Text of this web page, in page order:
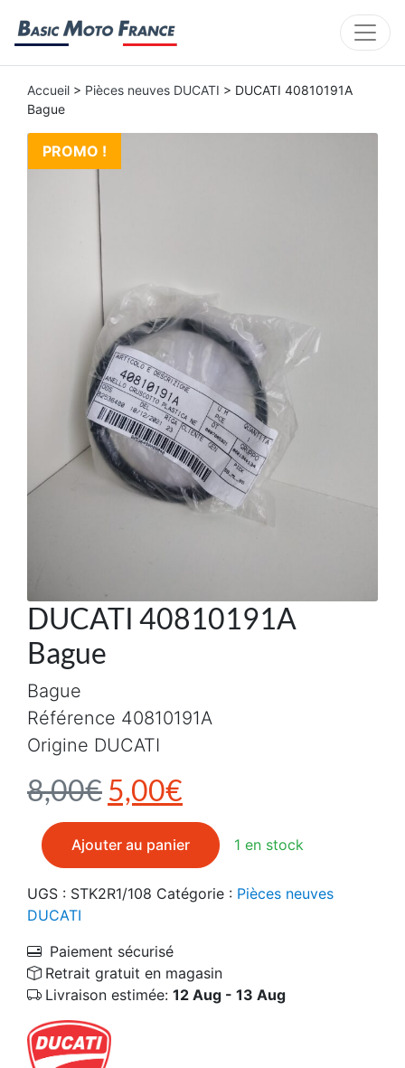
Accueil > Pièces neuves DUCATI > DUCATI 40810191A
Bague
PROMO !
DUCATI 40810191A
Bague
8,00€ Le prix initial était :
5,00€
Bague
Référence 40810191A
Origine DUCATI
1 en stock
quantité de DUCATI 40810191A Bague
Ajouter au panier
UGS : STK2R1/108 Catégorie : Pièces neuves
DUCATI
Paiement sécurisé
Retrait gratuit en magasin
Livraison estimée: 12 Aug - 13 Aug